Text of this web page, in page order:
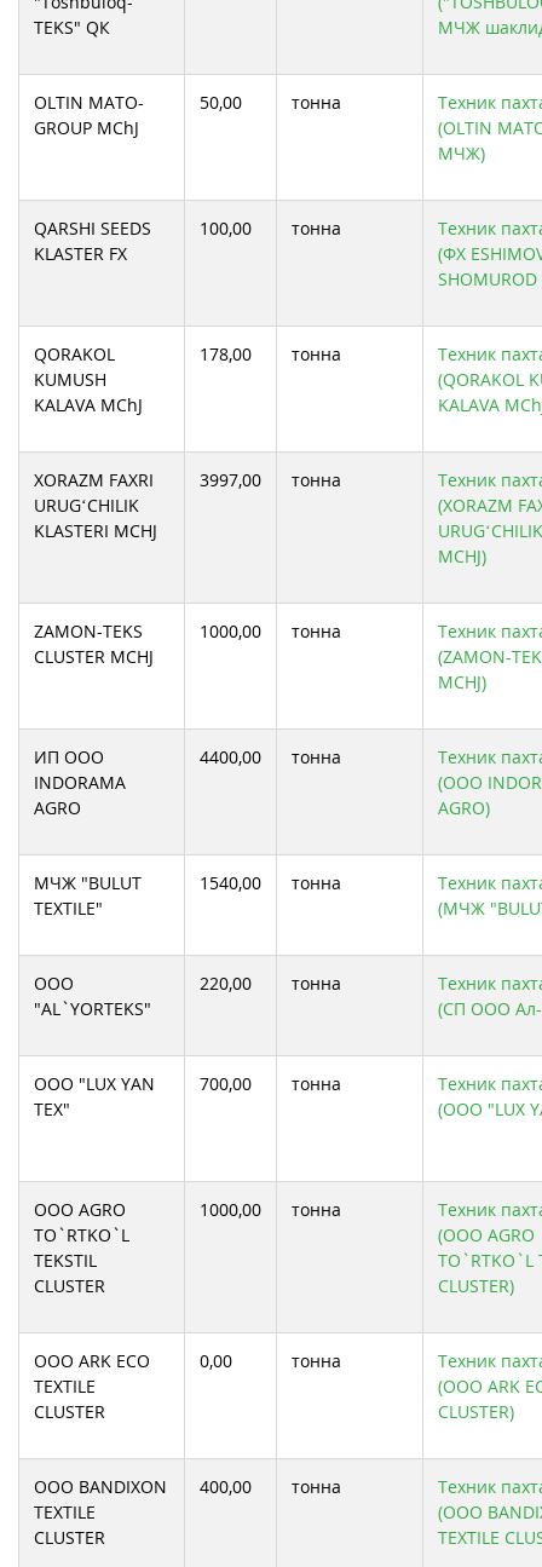
TEKS" QК
МЧЖ
OLTIN MATO-
GROUP MChJ
50,00 тонна
Техник
(OLTIN
МЧЖ)
QARSHI SEEDS
KLASTER FX
100,00 тонна
Техник
(ФХ
SHOMUROD
QORAKOL
KUMUSH
KALAVA MChJ
178,00 тонна
Техник
(QORAKOL
KALAVA
XORAZM FAXRI
URUG‘CHILIK
KLASTERI MCHJ
3997,00 тонна
Техник
(XORAZM
MCHJ)
ZAMON-TEKS
CLUSTER MCHJ
1000,00 тонна
Техник
(ZAMON-
MCHJ)
ИП ООО
INDORAMA
AGRO
4400,00 тонна
Техник
(ООО
AGRO)
МЧЖ "BULUT
TEXTILE"
1540,00 тонна
Техник
(МЧЖ
ООО
"AL`YORTEKS"
220,00 тонна
Техник
(СП ООО Ал-
ООО "LUX YAN
TEX"
700,00 тонна
Техник
(ООО "LUX
ООО AGRO
TO`RTKO`L
TEKSTIL
CLUSTER
1000,00 тонна
Техник
(ООО AGRO
TO`RTKO`L
CLUSTER)
ООО ARK ECO
TEXTILE
CLUSTER
0,00 тонна
Техник
(ООО ARK
CLUSTER)
ООО BANDIXON
TEXTILE
CLUSTER
400,00 тонна
Техник
(ООО
TEXTILE